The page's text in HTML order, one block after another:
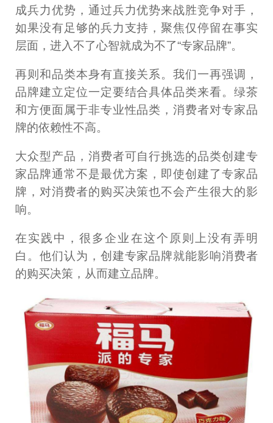
成兵力优势，通过兵力优势来战胜竞争对手，
如果没有足够的兵力支持，聚焦仅停留在事实
层面，进入不了心智就成为不了“专家品牌”。
再则和品类本身有直接关系。我们一再强调，
品牌建立定位一定要结合具体品类来看。绿茶
和方便面属于非专业性品类，消费者对专家品
牌的依赖性不高。
大众型产品，消费者可自行挑选的品类创建专
家品牌通常不是最优方案，即使创建了专家品
牌，对消费者的购买决策也不会产生很大的影
响。
在实践中，很多企业在这个原则上没有弄明
白。他们认为，创建专家品牌就能影响消费者
的购买决策，从而建立品牌。